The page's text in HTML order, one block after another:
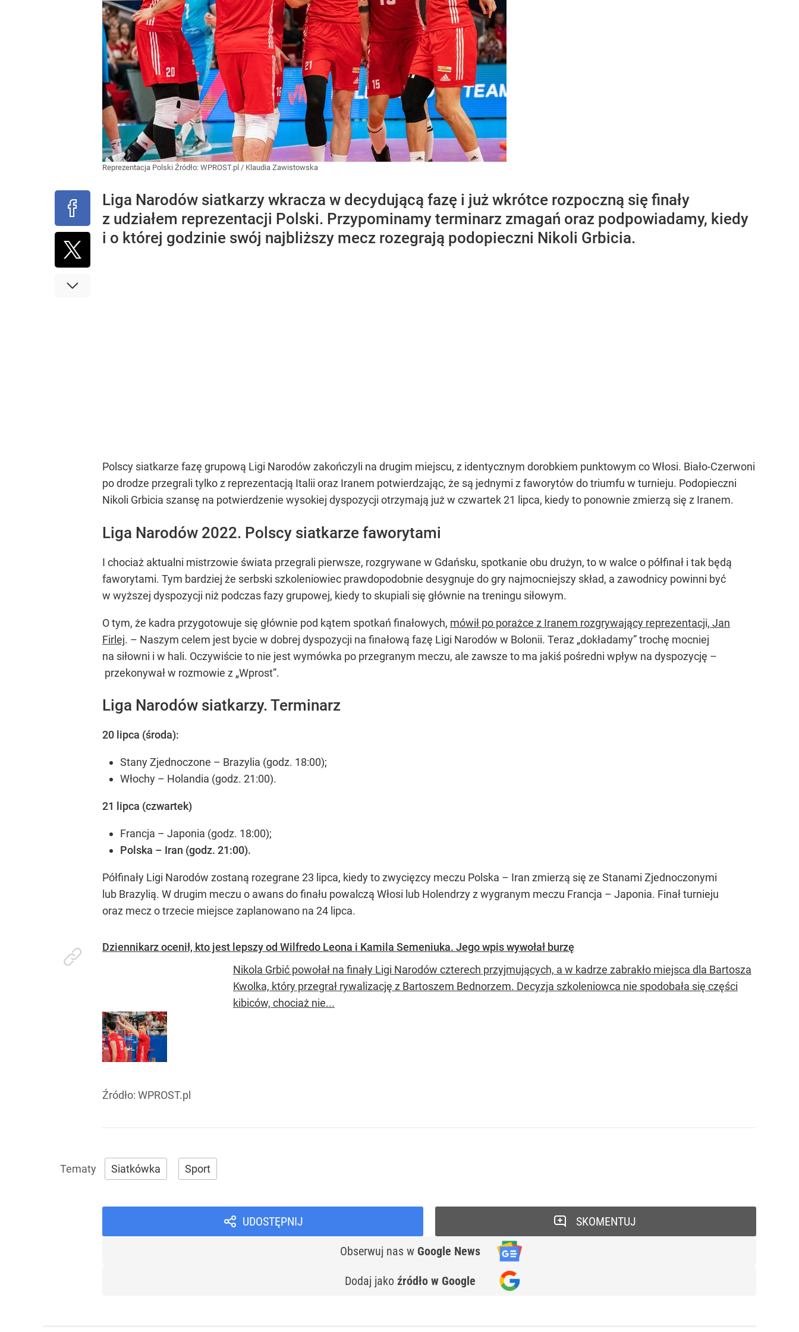
Reprezentacja Polski Źródło: WPROST.pl / Klaudia Zawistowska
Liga Narodów siatkarzy wkracza w decydującą fazę i już wkrótce rozpoczną się finały
z udziałem reprezentacji Polski. Przypominamy terminarz zmagań oraz podpowiadamy, kiedy
i o której godzinie swój najbliższy mecz rozegrają podopieczni Nikoli Grbicia.
Polscy siatkarze fazę grupową Ligi Narodów zakończyli na drugim miejscu, z identycznym dorobkiem punktowym co Włosi. Biało-Czerwoni
po drodze przegrali tylko z reprezentacją Italii oraz Iranem potwierdzając, że są jednymi z faworytów do triumfu w turnieju. Podopieczni
Nikoli Grbicia szansę na potwierdzenie wysokiej dyspozycji otrzymają już w czwartek 21 lipca, kiedy to ponownie zmierzą się z Iranem.
Liga Narodów 2022. Polscy siatkarze faworytami
I chociaż aktualni mistrzowie świata przegrali pierwsze, rozgrywane w Gdańsku, spotkanie obu drużyn, to w walce o półfinał i tak będą
faworytami. Tym bardziej że serbski szkoleniowiec prawdopodobnie desygnuje do gry najmocniejszy skład, a zawodnicy powinni być
w wyższej dyspozycji niż podczas fazy grupowej, kiedy to skupiali się głównie na treningu siłowym.
O tym, że kadra przygotowuje się głównie pod kątem spotkań finałowych, mówił po porażce z Iranem rozgrywający reprezentacji, Jan
Firlej. – Naszym celem jest bycie w dobrej dyspozycji na finałową fazę Ligi Narodów w Bolonii. Teraz „dokładamy” trochę mocniej
na siłowni i w hali. Oczywiście to nie jest wymówka po przegranym meczu, ale zawsze to ma jakiś pośredni wpływ na dyspozycję –
przekonywał w rozmowie z „Wprost”.
Liga Narodów siatkarzy. Terminarz
20 lipca (środa):
Stany Zjednoczone – Brazylia (godz. 18:00);
Włochy – Holandia (godz. 21:00).
21 lipca (czwartek)
Francja – Japonia (godz. 18:00);
Polska – Iran (godz. 21:00).
Półfinały Ligi Narodów zostaną rozegrane 23 lipca, kiedy to zwycięzcy meczu Polska – Iran zmierzą się ze Stanami Zjednoczonymi
lub Brazylią. W drugim meczu o awans do finału powalczą Włosi lub Holendrzy z wygranym meczu Francja – Japonia. Finał turnieju
oraz mecz o trzecie miejsce zaplanowano na 24 lipca.
Dziennikarz ocenił, kto jest lepszy od Wilfredo Leona i Kamila Semeniuka. Jego wpis wywołał burzę
Nikola Grbić powołał na finały Ligi Narodów czterech przyjmujących, a w kadrze zabrakło miejsca dla Bartosza
Kwolka, który przegrał rywalizację z Bartoszem Bednorzem. Decyzja szkoleniowca nie spodobała się części
kibiców, chociaż nie...
Źródło: WPROST.pl
Siatkówka Sport
UDOSTĘPNIJ
Obserwuj nas w Google News
Dodaj jako źródło w Google
SKOMENTUJ